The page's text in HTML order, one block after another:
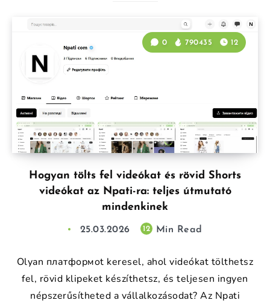
Hogyan tölts fel videókat és rövid Shorts
videókat az Npati-ra: teljes útmutató
mindenkinek
0 790435 12
25.03.2026 12 Min Read
Olyan платформot keresel, ahol videókat tölthetsz
fel, rövid klipeket készíthetsz, és teljesen ingyen
népszerűsítheted a vállalkozásodat? Az Npati